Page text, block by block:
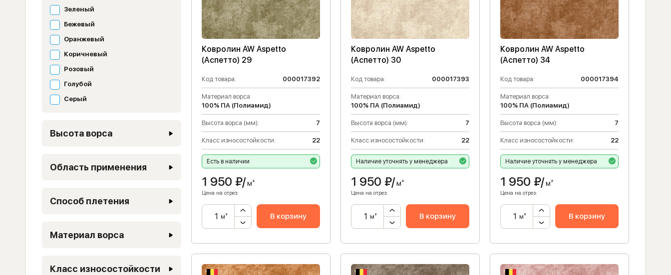
Зеленый
Бежевый
Оранжевый
Коричневый
Розовый
Голубой
Серый
Высота ворса
Область применения
Способ плетения
Материал ворса
Класс износостойкости
Ковролин AW Aspetto
(Аспетто) 29
Код товара: 000017392
Материал ворса:
100% ПА (Полиамид)
Высота ворса (мм): 7
Класс износостойкости: 22
Есть в наличии
1 950 ₽/м²
Цена на отрез:
м² В корзину
Ковролин AW Aspetto
(Аспетто) 30
Код товара: 000017393
Материал ворса:
100% ПА (Полиамид)
Высота ворса (мм): 7
Класс износостойкости: 22
Наличие уточнять у менеджера
1 950 ₽/м²
Цена на отрез:
м² В корзину
Ковролин AW Aspetto
(Аспетто) 34
Код товара: 000017394
Материал ворса:
100% ПА (Полиамид)
Высота ворса (мм): 7
Класс износостойкости: 22
Наличие уточнять у менеджера
1 950 ₽/м²
Цена на отрез:
м² В корзину